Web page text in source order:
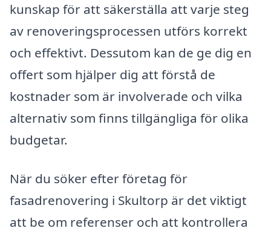
kunskap för att säkerställa att varje steg
av renoveringsprocessen utförs korrekt
och effektivt. Dessutom kan de ge dig en
offert som hjälper dig att förstå de
kostnader som är involverade och vilka
alternativ som finns tillgängliga för olika
budgetar.
När du söker efter företag för
fasadrenovering i Skultorp är det viktigt
att be om referenser och att kontrollera